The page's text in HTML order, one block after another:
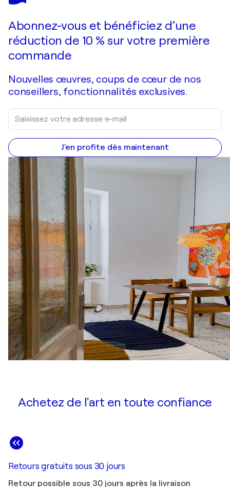
Abonnez-vous et bénéficiez d’une
réduction de 10 % sur votre première
commande
Nouvelles œuvres, coups de cœur de nos
conseillers, fonctionnalités exclusives.
J'en profite dès maintenant
Achetez de l'art en toute confiance
Retours gratuits sous 30 jours
Retour possible sous 30 jours après la livraison